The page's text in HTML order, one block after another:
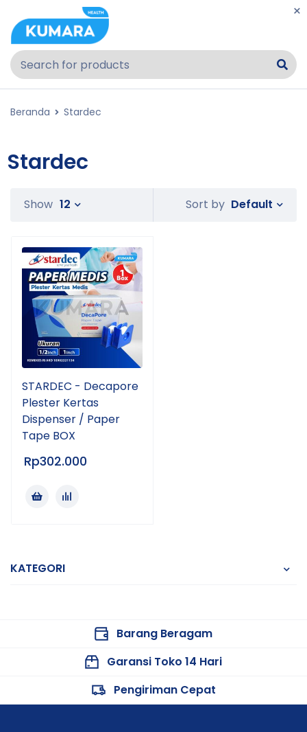
Beranda Stardec
KATEGORI
Stardec
Sort by Default
Show 12
STARDEC - Decapore
Plester Kertas
Dispenser / Paper
Tape BOX
Rp302.000
Barang Beragam
Garansi Toko 14 Hari
Pengiriman Cepat